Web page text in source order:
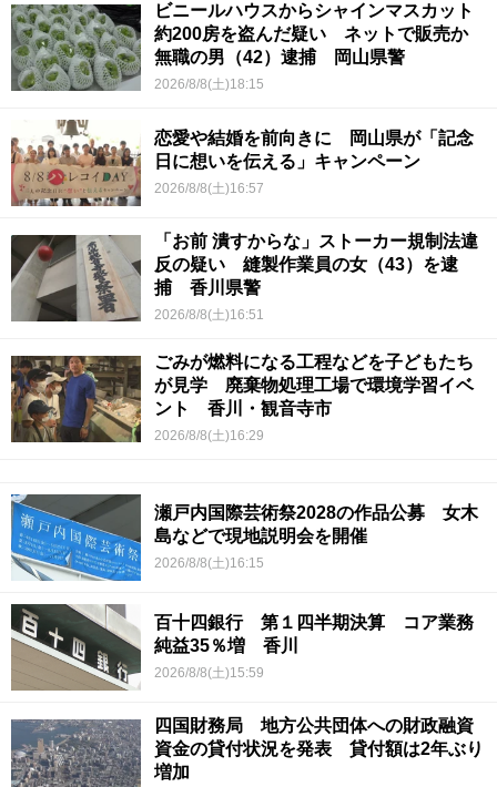
ビニールハウスからシャインマスカット
約200房を盗んだ疑い ネットで販売か
無職の男（42）逮捕 岡山県警
2026/8/8(土)18:15
恋愛や結婚を前向きに 岡山県が「記念
日に想いを伝える」キャンペーン
2026/8/8(土)16:57
「お前 潰すからな」ストーカー規制法違
反の疑い 縫製作業員の女（43）を逮
捕 香川県警
2026/8/8(土)16:51
ごみが燃料になる工程などを子どもたち
が見学 廃棄物処理工場で環境学習イベ
ント 香川・観音寺市
2026/8/8(土)16:29
瀬戸内国際芸術祭2028の作品公募 女木
島などで現地説明会を開催
2026/8/8(土)16:15
百十四銀行 第１四半期決算 コア業務
純益35％増 香川
2026/8/8(土)15:59
四国財務局 地方公共団体への財政融資
資金の貸付状況を発表 貸付額は2年ぶり
増加